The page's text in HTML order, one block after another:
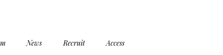
News Recruit Access